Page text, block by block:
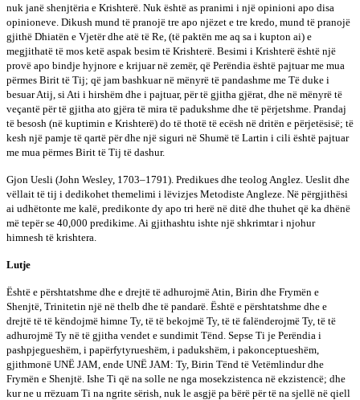
nuk janë shenjtëria e Krishterë. Nuk është as pranimi i një opinioni apo disa
opinioneve. Dikush mund të pranojë tre apo njëzet e tre kredo, mund të pranojë
gjithë Dhiatën e Vjetër dhe atë të Re, (të paktën me aq sa i kupton ai) e
megjithatë të mos ketë aspak besim të Krishterë. Besimi i Krishterë është një
provë apo bindje hyjnore e krijuar në zemër, që Perëndia është pajtuar me mua
përmes Birit të Tij; që jam bashkuar në mënyrë të pandashme me Të duke i
besuar Atij, si Ati i hirshëm dhe i pajtuar, për të gjitha gjërat, dhe në mënyrë të
veçantë për të gjitha ato gjëra të mira të padukshme dhe të përjetshme. Prandaj
të besosh (në kuptimin e Krishterë) do të thotë të ecësh në dritën e përjetësisë; të
kesh një pamje të qartë për dhe një siguri në Shumë të Lartin i cili është pajtuar
me mua përmes Birit të Tij të dashur.
Gjon Uesli (John Wesley, 1703–1791). Predikues dhe teolog Anglez. Ueslit dhe
vëllait të tij i dedikohet themelimi i lëvizjes Metodiste Angleze. Në përgjithësi
ai udhëtonte me kalë, predikonte dy apo tri herë në ditë dhe thuhet që ka dhënë
më tepër se 40,000 predikime. Ai gjithashtu ishte një shkrimtar i njohur
himnesh të krishtera.
Lutje
Është e përshtatshme dhe e drejtë të adhurojmë Atin, Birin dhe Frymën e
Shenjtë, Trinitetin një në thelb dhe të pandarë. Është e përshtatshme dhe e
drejtë të të këndojmë himne Ty, të të bekojmë Ty, të të falënderojmë Ty, të të
adhurojmë Ty në të gjitha vendet e sundimit Tënd. Sepse Ti je Perëndia i
pashpjegueshëm, i papërfytyrueshëm, i padukshëm, i pakonceptueshëm,
gjithmonë UNË JAM, ende UNË JAM: Ty, Birin Tënd të Vetëmlindur dhe
Frymën e Shenjtë. Ishe Ti që na solle ne nga mosekzistenca në ekzistencë; dhe
kur ne u rrëzuam Ti na ngrite sërish, nuk le asgjë pa bërë për të na sjellë në qiell